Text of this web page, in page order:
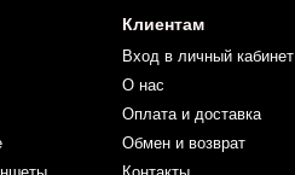
Клиентам
Вход в личный кабинет
О нас
Оплата и доставка
Обмен и возврат